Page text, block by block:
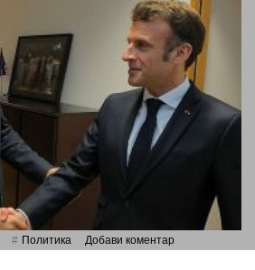
Политика Добави коментар